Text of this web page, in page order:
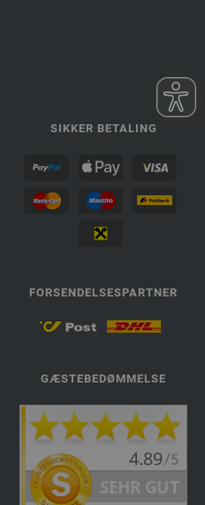
SIKKER BETALING
FORSENDELSESPARTNER
GÆSTEBEDØMMELSE